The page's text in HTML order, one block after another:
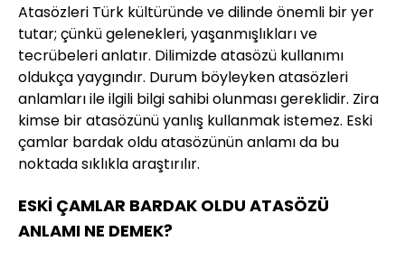
Atasözleri Türk kültüründe ve dilinde önemli bir yer
tutar; çünkü gelenekleri, yaşanmışlıkları ve
tecrübeleri anlatır. Dilimizde atasözü kullanımı
oldukça yaygındır. Durum böyleyken atasözleri
anlamları ile ilgili bilgi sahibi olunması gereklidir. Zira
kimse bir atasözünü yanlış kullanmak istemez. Eski
çamlar bardak oldu atasözünün anlamı da bu
noktada sıklıkla araştırılır.
ESKİ ÇAMLAR BARDAK OLDU ATASÖZÜ
ANLAMI NE DEMEK?